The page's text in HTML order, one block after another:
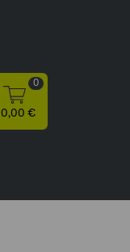
0
0,00 €